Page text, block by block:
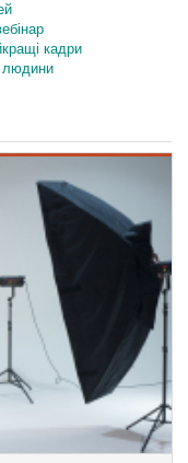
кадри
людини